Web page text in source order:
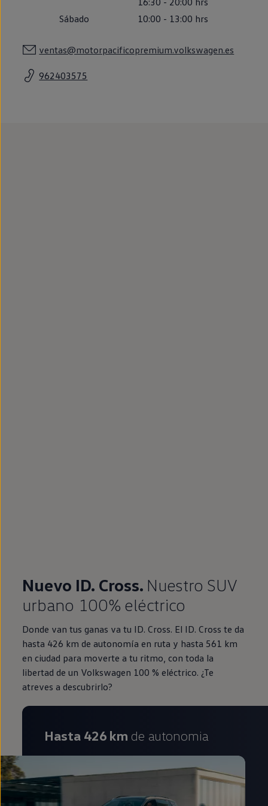
Llantas y neumáticos
Recambios Volkswagen
Transporte
Personalización
Carga
ventas@motorpacificopremium.volkswagen.es
962403575
Sábado
10:00 - 13:00 hrs
Nuevo ID. Cross. Nuestro SUV
urbano 100% eléctrico
Donde van tus ganas va tu ID. Cross. El ID. Cross te da
hasta 426 km de autonomía en ruta y hasta 561 km
en ciudad para moverte a tu ritmo, con toda la
libertad de un Volkswagen 100 % eléctrico. ¿Te
atreves a descubrirlo?
Hasta 426 km de autonomia